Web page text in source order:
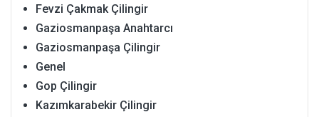
Fevzi Çakmak Çilingir
Gaziosmanpaşa Anahtarcı
Gaziosmanpaşa Çilingir
Genel
Gop Çilingir
Kazımkarabekir Çilingir